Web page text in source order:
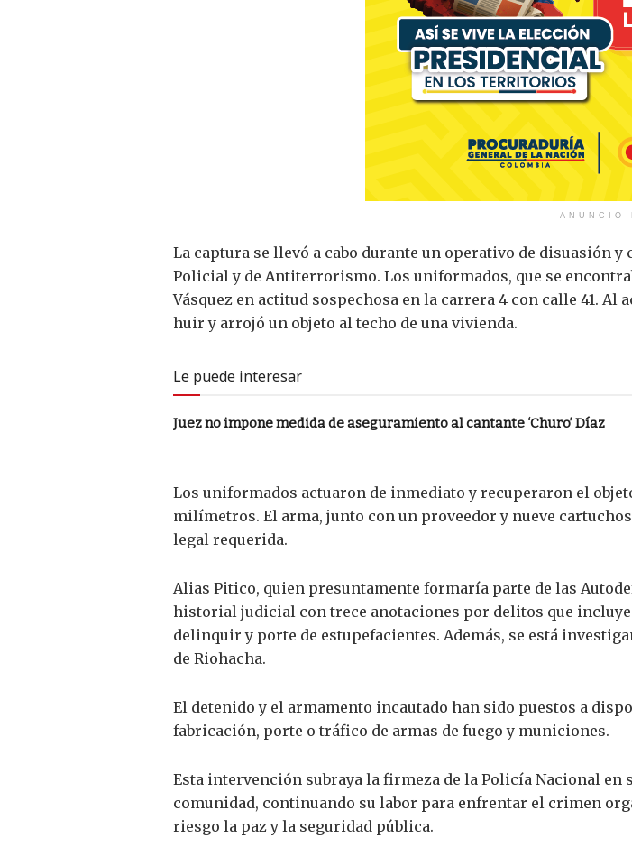
ANUNCIO
La captura se llevó a cabo durante un operativo de disuasión
Policial y de Antiterrorismo. Los uniformados, que se
Vásquez en actitud sospechosa en la carrera 4 con calle 41.
huir y arrojó un objeto al techo de una vivienda.
Le puede interesar
Juez no impone medida de aseguramiento al cantante ‘Churo’ Díaz
Los uniformados actuaron de inmediato y recuperaron el
milímetros. El arma, junto con un proveedor y nueve
legal requerida.
Alias Pitico, quien presuntamente formaría parte de las
historial judicial con trece anotaciones por delitos que
delinquir y porte de estupefacientes. Además, se está
de Riohacha.
El detenido y el armamento incautado han sido puestos a
fabricación, porte o tráfico de armas de fuego y municiones.
Esta intervención subraya la firmeza de la Policía Nacional
comunidad, continuando su labor para enfrentar el crimen
riesgo la paz y la seguridad pública.